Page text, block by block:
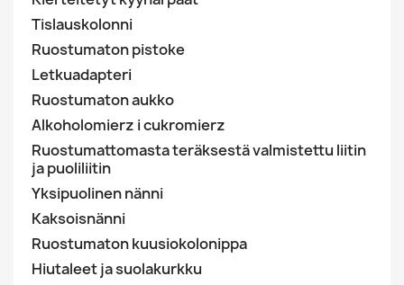
Tislauskolonni
Ruostumaton pistoke
Letkuadapteri
Ruostumaton aukko
Alkoholomierz i cukromierz
Ruostumattomasta teräksestä valmistettu liitin
ja puoliliitin
Yksipuolinen nänni
Kaksoisnänni
Ruostumaton kuusiokolonippa
Hiutaleet ja suolakurkku